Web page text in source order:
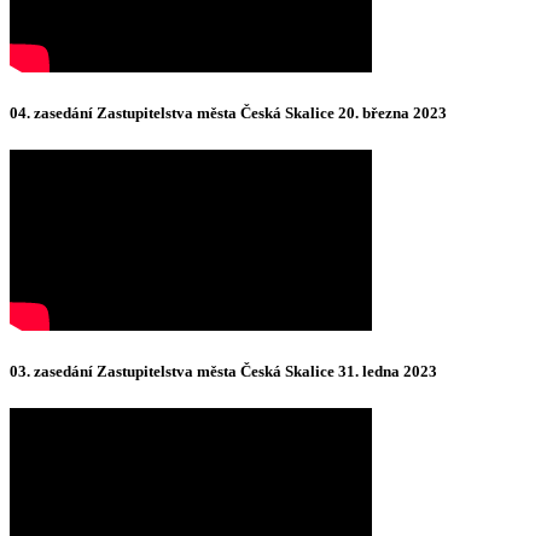
04. zasedání Zastupitelstva města Česká Skalice 20. března 2023
03. zasedání Zastupitelstva města Česká Skalice 31. ledna 2023